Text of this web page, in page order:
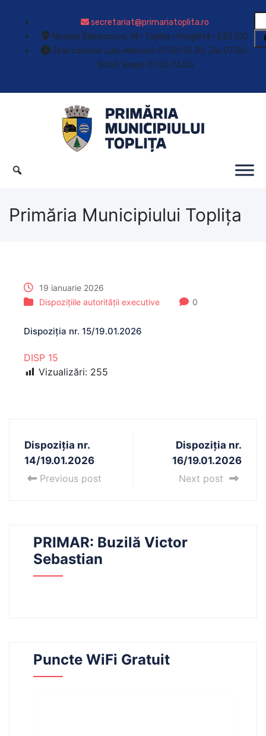
secretariat@primariatoplita.ro
Nicolae Bălcescu nr. 14 • Toplița • Harghita • 535700
Orar casierie: Luni-Miercuri: 07.00-15.30; Joi: 07.00-
18.00; Vineri: 07.00-13.00
Primăria Municipiului Toplița
19 ianuarie 2026
Dispozițiile autorității executive
0
Dispoziția nr. 15/19.01.2026
DISP 15
Vizualizări: 255
Dispoziția nr.
14/19.01.2026
Previous post
Dispoziția nr.
16/19.01.2026
Next post
PRIMAR: Buzilă Victor
Sebastian
Puncte WiFi Gratuit